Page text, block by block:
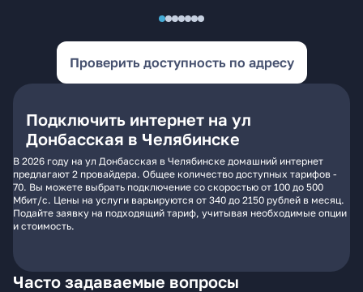
Проверить доступность по адресу
Подключить интернет на ул
Донбасская в Челябинске
В 2026 году на ул Донбасская в Челябинске домашний интернет
предлагают 2 провайдера. Общее количество доступных тарифов -
70. Вы можете выбрать подключение со скоростью от 100 до 500
Мбит/с. Цены на услуги варьируются от 340 до 2150 рублей в месяц.
Подайте заявку на подходящий тариф, учитывая необходимые опции
и стоимость.
Часто задаваемые вопросы